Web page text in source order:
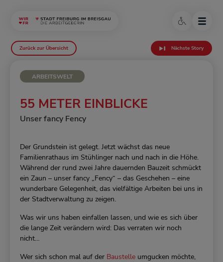
Zurück zur Übersicht Nächste Story
ARBEITSWELT
55 METER EINBLICKE
Unser fancy Fency
Der Grundstein ist gelegt. Jetzt wächst das neue
Familienrathaus im Stühlinger nach und nach in die Höhe.
Während der rund zwei Jahre dauernden Bauzeit schmückt
ein Zaun – unser fancy „Fency“ – das Geschehen – eine
wunderbare Gelegenheit, das vielfältige Arbeiten bei uns in
der Stadtverwaltung zu zeigen.
Was wir uns haben einfallen lassen, und wie es sich über
die lange Zeit verändern wird: Das verraten wir noch
nicht…
Wer sich schon mal auf der Baustelle umgucken möchte,